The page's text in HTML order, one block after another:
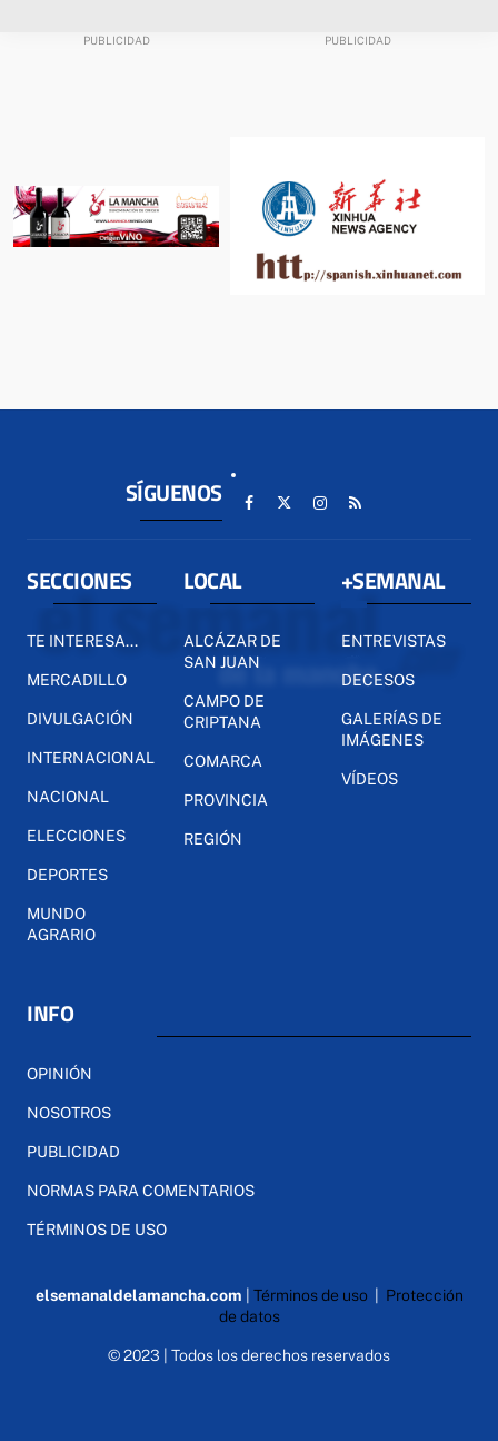
SÍGUENOS
SECCIONES
TE INTERESA...
MERCADILLO
DIVULGACIÓN
INTERNACIONAL
NACIONAL
ELECCIONES
DEPORTES
MUNDO
AGRARIO
LOCAL
ALCÁZAR DE
SAN JUAN
CAMPO DE
CRIPTANA
COMARCA
PROVINCIA
REGIÓN
+SEMANAL
ENTREVISTAS
DECESOS
GALERÍAS DE
IMÁGENES
VÍDEOS
INFO
OPINIÓN
NOSOTROS
PUBLICIDAD
NORMAS PARA COMENTARIOS
TÉRMINOS DE USO
elsemanaldelamancha.com Términos de uso| Protección
de datos
© 2023 | Todos los derechos reservados